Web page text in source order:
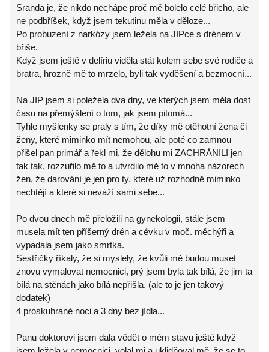
Sranda je, že nikdo nechápe proč mě bolelo celé břicho, ale
ne podbříšek, když jsem tekutinu měla v děloze...
Po probuzení z narkózy jsem ležela na JIPce s drénem v
břiše.
Když jsem ještě v delíriu viděla stát kolem sebe své rodiče a
bratra, hrozně mě to mrzelo, byli tak vyděšení a bezmocní...
Na JIP jsem si poležela dva dny, ve kterých jsem měla dost
času na přemýšlení o tom, jak jsem pitomá...
Tyhle myšlenky se praly s tím, že díky mě otěhotní žena či
ženy, které miminko mít nemohou, ale poté co zamnou
přišel pan primář a řekl mi, že dělohu mi ZACHRÁNILI jen
tak tak, rozzuřilo mě to a utvrdilo mě to v mnoha názorech
žen, že darování je jen pro ty, které už rozhodně miminko
nechtějí a které si neváží sami sebe...
Po dvou dnech mě přeložili na gynekologii, stále jsem
musela mít ten příšerný drén a cévku v moč. měchýři a
vypadala jsem jako smrtka.
Sestřičky říkaly, že si myslely, že kvůli mě budou muset
znovu vymalovat nemocnici, prý jsem byla tak bílá, že jim ta
bílá na stěnách jako bílá nepřišla. (ale to je jen takový
dodatek)
4 proskuhrané noci a 3 dny bez jídla...
Panu doktorovi jsem dala vědět o mém stavu ještě když